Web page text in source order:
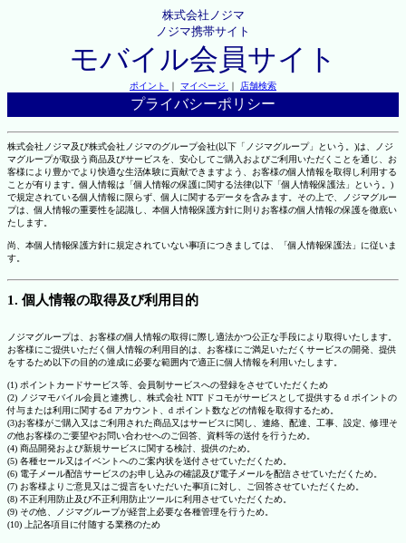
株式会社ノジマ
ノジマ携帯サイト
モバイル会員サイト
ポイント ｜ マイページ ｜ 店舗検索
プライバシーポリシー
株式会社ノジマ及び株式会社ノジマのグループ会社(以下「ノジマグループ」という。)は、ノジ
マグループが取扱う商品及びサービスを、安心してご購入およびご利用いただくことを通じ、お
客様により豊かでより快適な生活体験に貢献できますよう、お客様の個人情報を取得し利用する
ことが有ります。個人情報は「個人情報の保護に関する法律(以下「個人情報保護法」という。)
で規定されている個人情報に限らず、個人に関するデータを含みます。その上で、ノジマグルー
プは、個人情報の重要性を認識し、本個人情報保護方針に則りお客様の個人情報の保護を徹底い
たします。
尚、本個人情報保護方針に規定されていない事項につきましては、「個人情報保護法」に従いま
す。
1. 個人情報の取得及び利用目的
ノジマグループは、お客様の個人情報の取得に際し適法かつ公正な手段により取得いたします。
お客様にご提供いただく個人情報の利用目的は、お客様にご満足いただくサービスの開発、提供
をするため以下の目的の達成に必要な範囲内で適正に個人情報を利用いたします。
(1) ポイントカードサービス等、会員制サービスへの登録をさせていただくため
(2) ノジマモバイル会員と連携し、株式会社 NTT ドコモがサービスとして提供する d ポイントの
付与または利用に関するd アカウント、d ポイント数などの情報を取得するため。
(3)お客様がご購入又はご利用された商品又はサービスに関し、連絡、配達、工事、設定、修理そ
の他お客様のご要望やお問い合わせへのご回答、資料等の送付を行うため。
(4) 商品開発および新規サービスに関する検討、提供のため。
(5) 各種セール又はイベントへのご案内状を送付させていただくため。
(6) 電子メール配信サービスのお申し込みの確認及び電子メールを配信させていただくため。
(7) お客様よりご意見又はご提言をいただいた事項に対し、ご回答させていただくため。
(8) 不正利用防止及び不正利用防止ツールに利用させていただくため。
(9) その他、ノジマグループが経営上必要な各種管理を行うため。
(10) 上記各項目に付随する業務のため